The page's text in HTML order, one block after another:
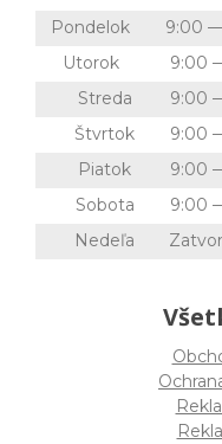
Pondelok
9:00 —
Utorok
9:00 —
Streda
9:00 —
Štvrtok
9:00 —
Piatok
9:00 —
Sobota
9:00 —
Nedeľa